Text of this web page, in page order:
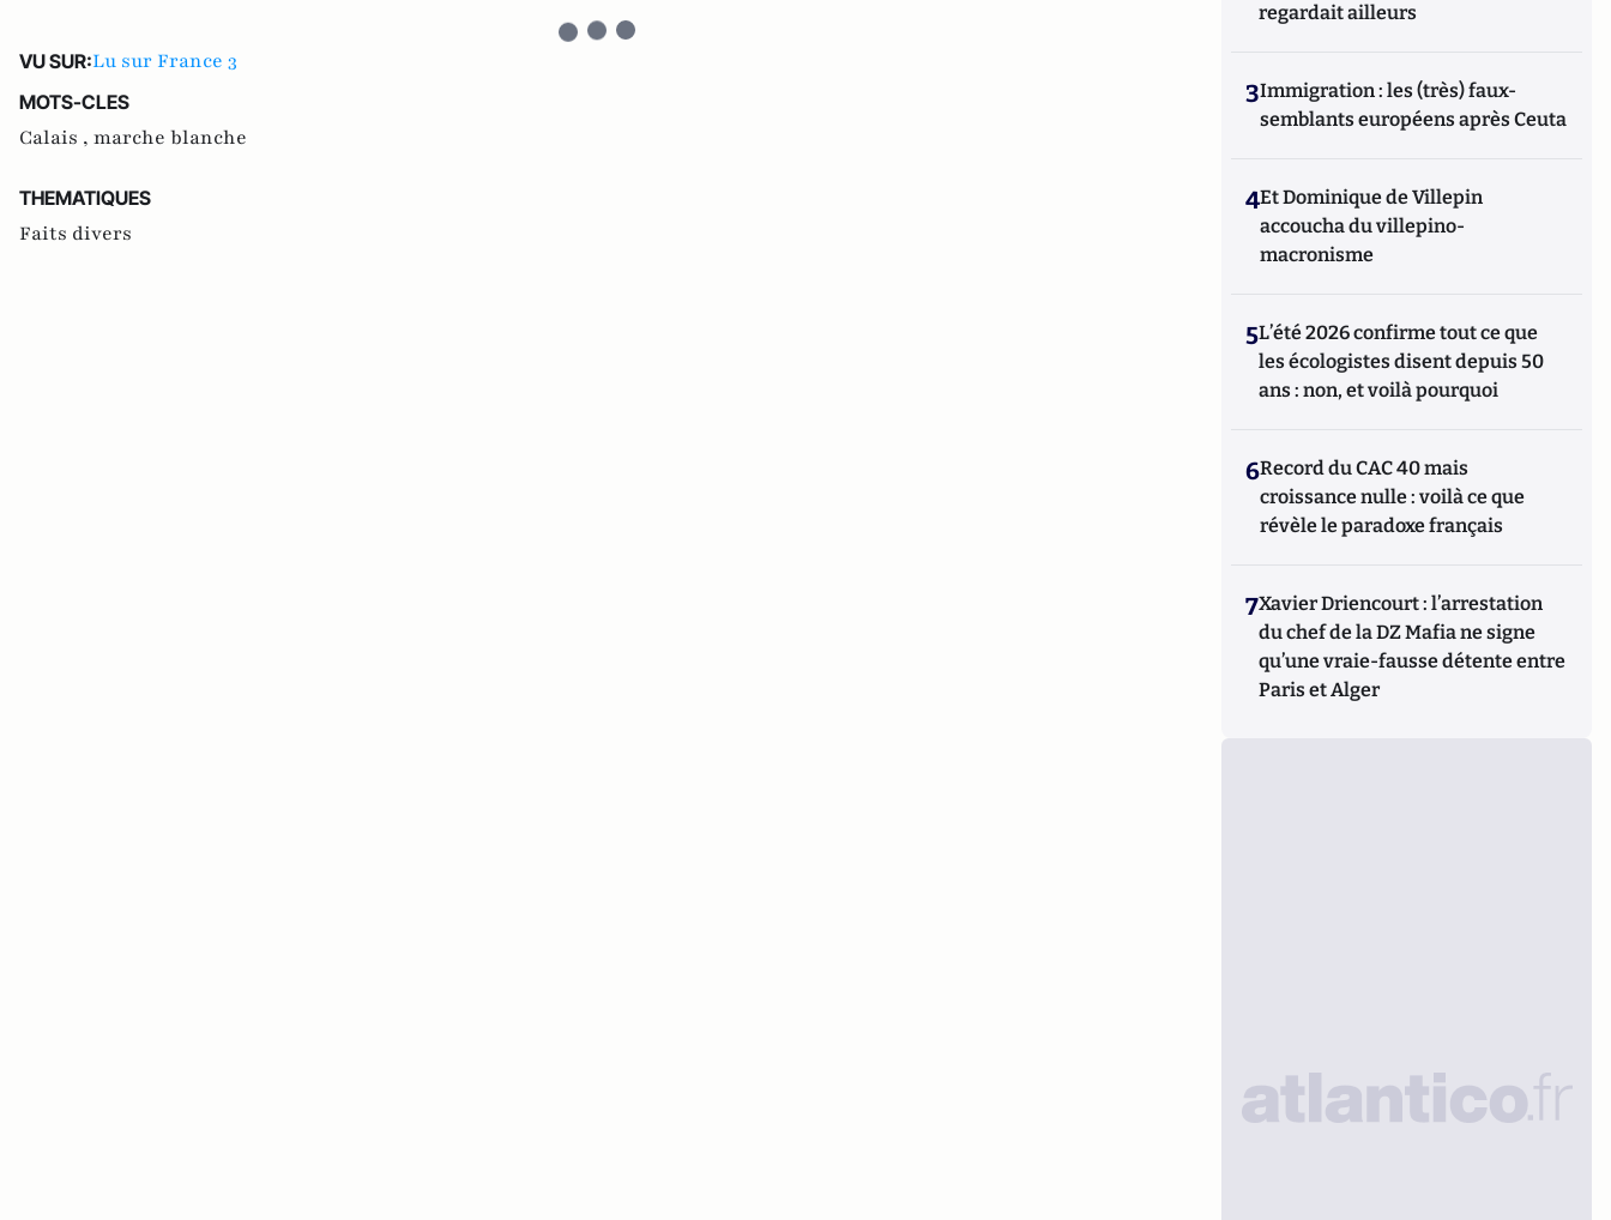
VU SUR:Lu sur France 3
MOTS-CLES
Calais , marche blanche
THEMATIQUES
Faits divers
regardait ailleurs
3Immigration : les (très) faux-
semblants européens après Ceuta
4Et Dominique de Villepin
accoucha du villepino-
macronisme
5L’été 2026 confirme tout ce que
les écologistes disent depuis 50
ans : non, et voilà pourquoi
6Record du CAC 40 mais
croissance nulle : voilà ce que
révèle le paradoxe français
7Xavier Driencourt : l’arrestation
du chef de la DZ Mafia ne signe
qu’une vraie-fausse détente entre
Paris et Alger